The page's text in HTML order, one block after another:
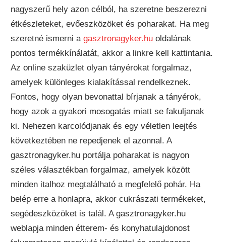
nagyszerű hely azon célból, ha szeretne beszerezni
étkészleteket, evőeszközöket és poharakat. Ha meg
szeretné ismerni agasztronagyker.hu oldalának
pontos termékkínálatát, akkor a linkre kell kattintania.
Az online szaküzlet olyan tányérokat forgalmaz,
amelyek különleges kialakítással rendelkeznek.
Fontos, hogy olyan bevonattal bírjanak a tányérok,
hogy azok a gyakori mosogatás miatt se fakuljanak
ki. Nehezen karcolódjanak és egy véletlen leejtés
következtében ne repedjenek el azonnal.A
gasztronagyker.hu portálja poharakat is nagyon
széles választékban forgalmaz, amelyek között
minden italhoz megtalálható a megfelelő pohár. Ha
belép erre a honlapra, akkor cukrászati termékeket,
segédeszközöket is talál. A gasztronagyker.hu
weblapja minden étterem- és konyhatulajdonost